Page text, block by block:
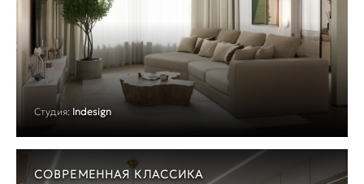
Студия: Indesign
СОВРЕМЕННАЯ КЛАССИКА